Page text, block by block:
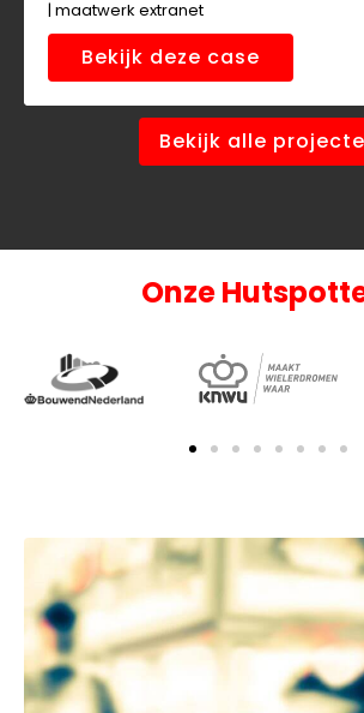
maatwerk extranet
Bekijk deze case
Bekijk alle
Onze